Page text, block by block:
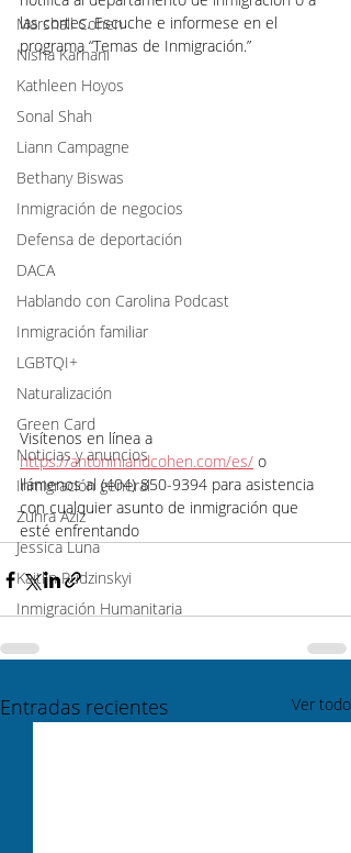
Marshall Cohen
Nisha Karnani
Kathleen Hoyos
Sonal Shah
Liann Campagne
Bethany Biswas
Inmigración de negocios
Defensa de deportación
DACA
Hablando con Carolina Podcast
Inmigración familiar
LGBTQI+
Naturalización
Green Card
Noticias y anuncios
Inmigración general
Zuhra Aziz
Jessica Luna
Kaitlin Rudzinskyi
Inmigración Humanitaria
las cortes. Escuche e informese en el
programa “Temas de Inmigración.”
Visítenos en línea a
https://antoniniandcohen.com/es/ o
llámenos al (404) 850-9394 para asistencia
con cualquier asunto de inmigración que
esté enfrentando
Entradas recientes Ver todo